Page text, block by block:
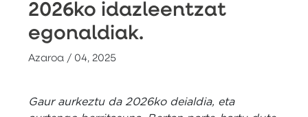
2026ko idazleentzat
egonaldiak.
Azaroa / 04, 2025
Gaur aurkeztu da 2026ko deialdia, eta